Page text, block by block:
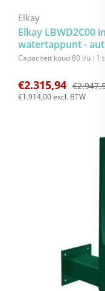
Elkay
Elkay LBWD2C00
watertappunt -
voor waterflesjes
Capaciteit koud 80 l/u 1
€2.315,94
€1.914,00excl. BTW